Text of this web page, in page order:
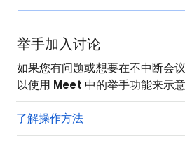
举手加入讨论
如果您有问题或想要在不中断会
以使用 Meet 中的举手功能来示意
了解操作方法